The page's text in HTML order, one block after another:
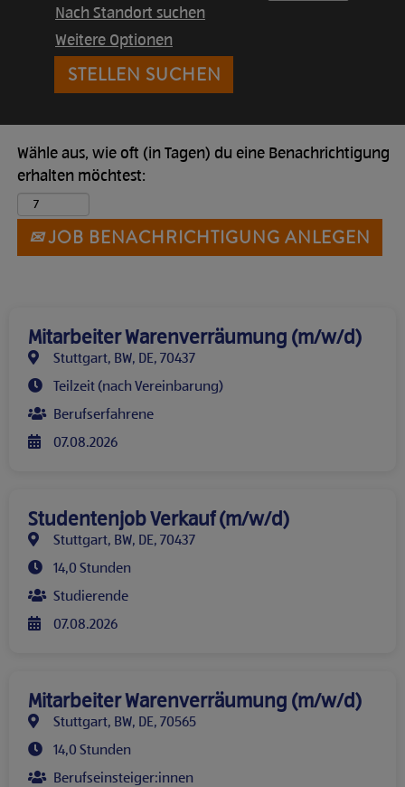
Nach Standort suchen
Weitere Optionen
Wähle aus, wie oft (in Tagen) du eine Benachrichtigung
erhalten möchtest:
JOB BENACHRICHTIGUNG ANLEGEN
Mitarbeiter Warenverräumung (m/w/d)
Stuttgart, BW, DE, 70437
Teilzeit (nach Vereinbarung)
Berufserfahrene
07.08.2026
Studentenjob Verkauf (m/w/d)
Stuttgart, BW, DE, 70437
14,0 Stunden
Studierende
07.08.2026
Mitarbeiter Warenverräumung (m/w/d)
Stuttgart, BW, DE, 70565
14,0 Stunden
Berufseinsteiger:innen